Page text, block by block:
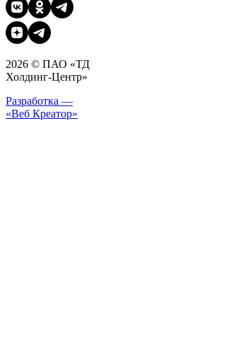
2026 © ПАО «ТД
Холдинг-Центр»
Разработка —
«Веб Креатор»